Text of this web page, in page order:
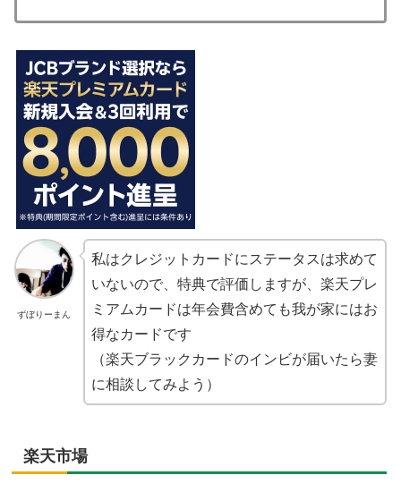
ずぼりーまん
私はクレジットカードにステータスは求めて
いないので、特典で評価しますが、楽天プレ
ミアムカードは年会費含めても我が家にはお
得なカードです
（楽天ブラックカードのインビが届いたら妻
に相談してみよう）
楽天市場